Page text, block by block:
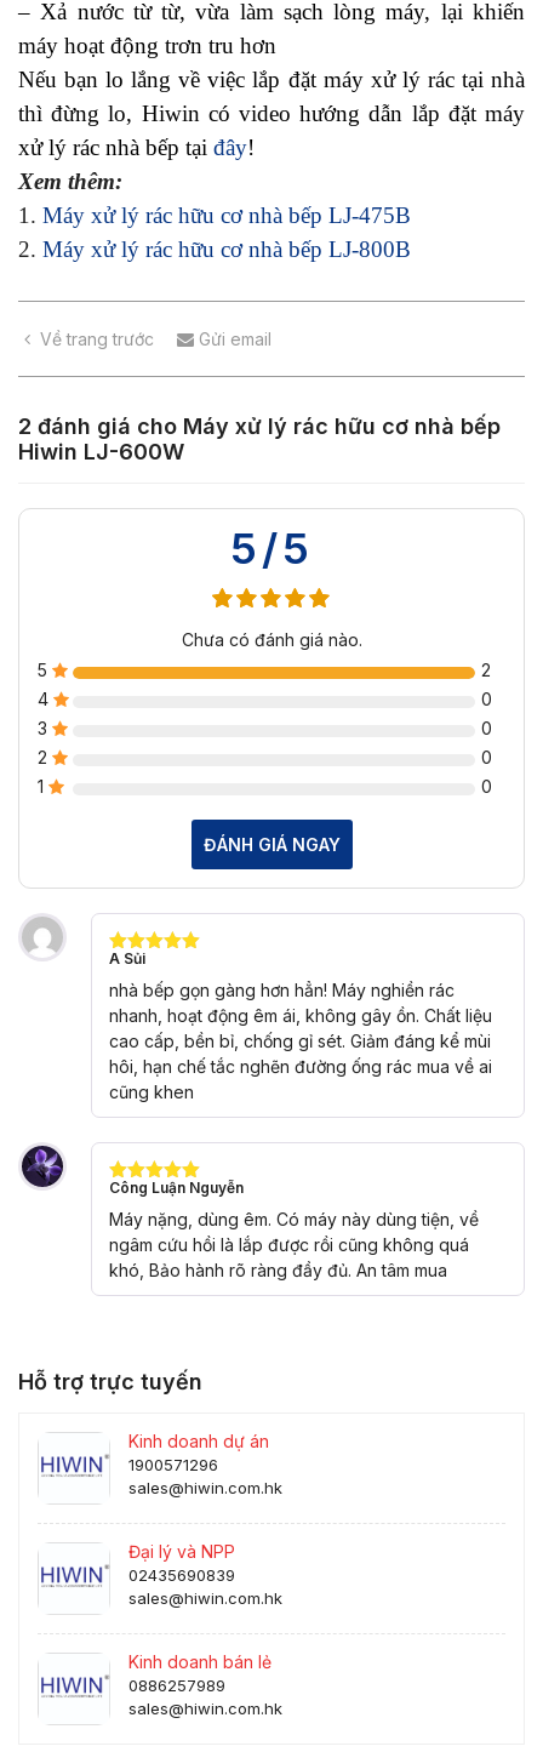
– Xả nước từ từ, vừa làm sạch lòng máy, lại khiến
máy hoạt động trơn tru hơn
Nếu bạn lo lắng về việc lắp đặt máy xử lý rác tại nhà
thì đừng lo, Hiwin có video hướng dẫn lắp đặt máy
xử lý rác nhà bếp tại đây!
Xem thêm:
1. Máy xử lý rác hữu cơ nhà bếp LJ-475B
2. Máy xử lý rác hữu cơ nhà bếp LJ-800B
Về trang trước Gửi email
2 đánh giá cho Máy xử lý rác hữu cơ nhà bếp
Hiwin LJ-600W
5/5
Chưa có đánh giá nào.
5
2
4
0
3
0
2
0
1
0
ĐÁNH GIÁ NGAY
Được xếp
hạng
55
sao
A Sủi
nhà bếp gọn gàng hơn hẳn! Máy nghiền rác
nhanh, hoạt động êm ái, không gây ồn. Chất liệu
cao cấp, bền bỉ, chống gỉ sét. Giảm đáng kể mùi
hôi, hạn chế tắc nghẽn đường ống rác mua về ai
cũng khen
Được xếp
hạng
5
sao
Công Luận Nguyễn
Máy nặng, dùng êm. Có máy này dùng tiện, về
ngâm cứu hồi là lắp được rồi cũng không quá
khó, Bảo hành rõ ràng đầy đủ. An tâm mua
Hỗ trợ trực tuyến
Kinh doanh dự án
1900571296
sales@hiwin.com.hk
Đại lý và NPP
02435690839
sales@hiwin.com.hk
Kinh doanh bán lẻ
0886257989
sales@hiwin.com.hk